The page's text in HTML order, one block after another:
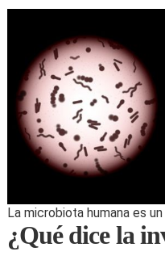
La microbiota humana es
¿Qué dice la